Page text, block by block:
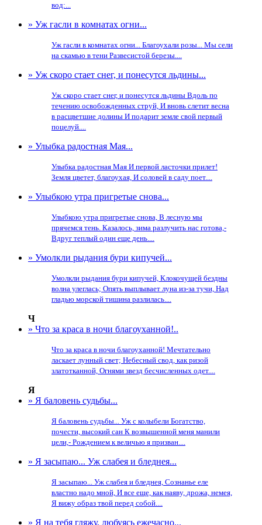
вод:...
» Уж гасли в комнатах огни...
Уж гасли в комнатах огни... Благоухали розы... Мы сели
на скамью в тени Развесистой березы....
» Уж скоро стает снег, и понесутся льдины...
Уж скоро стает снег, и понесутся льдины Вдоль по
течению освобожденных струй, И вновь слетит весна
в расцветшие долины И подарит земле свой первый
поцелуй....
» Улыбка радостная Мая...
Улыбка радостная Мая И первой ласточки прилет!
Земля цветет, благоухая, И соловей в саду поет....
» Улыбкою утра пригретые снова...
Улыбкою утра пригретые снова, В лесную мы
прячемся тень. Казалось, зима разлучить нас готова,-
Вдруг теплый один еще день....
» Умолкли рыдания бури кипучей...
Умолкли рыдания бури кипучей, Клокочущей бездны
волна улеглась; Опять выплывает луна из-за тучи, Над
гладью морской тишина разлилась....
Ч
» Что за краса в ночи благоуханной!..
Что за краса в ночи благоуханной! Мечтательно
ласкает лунный свет; Небесный свод, как ризой
златотканной, Огнями звезд бесчисленных одет....
Я
» Я баловень судьбы...
Я баловень судьбы... Уж с колыбели Богатство,
почести, высокий сан К возвышенной меня манили
цели,- Рождением к величью я призван....
» Я засыпаю... Уж слабея и бледнея...
Я засыпаю... Уж слабея и бледнея, Сознанье еле
властно надо мной, И все еще, как наяву, дрожа, немея,
Я вижу образ твой перед собой....
» Я на тебя гляжу, любуясь ежечасно...